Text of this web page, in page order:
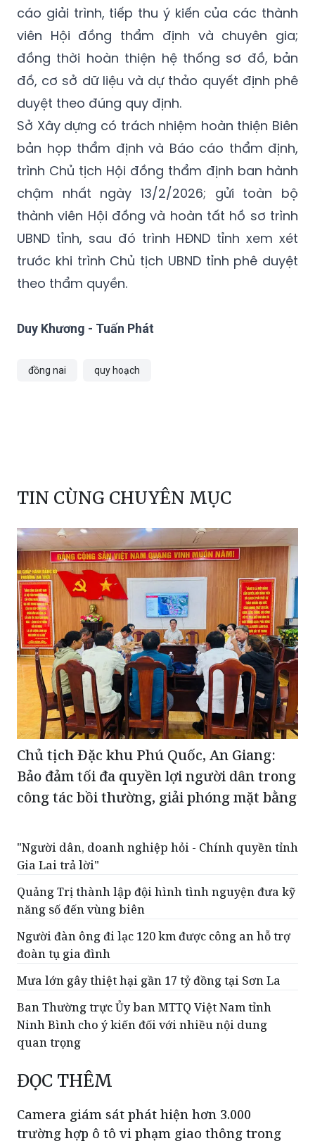
cáo giải trình, tiếp thu ý kiến của các thành
viên Hội đồng thẩm định và chuyên gia;
đồng thời hoàn thiện hệ thống sơ đồ, bản
đồ, cơ sở dữ liệu và dự thảo quyết định phê
duyệt theo đúng quy định.
Sở Xây dựng có trách nhiệm hoàn thiện Biên
bản họp thẩm định và Báo cáo thẩm định,
trình Chủ tịch Hội đồng thẩm định ban hành
chậm nhất ngày 13/2/2026; gửi toàn bộ
thành viên Hội đồng và hoàn tất hồ sơ trình
UBND tỉnh, sau đó trình HĐND tỉnh xem xét
trước khi trình Chủ tịch UBND tỉnh phê duyệt
theo thẩm quyền.
Duy Khương - Tuấn Phát
đồng nai quy hoạch
TIN CÙNG CHUYÊN MỤC
Chủ tịch Đặc khu Phú Quốc, An Giang:
Bảo đảm tối đa quyền lợi người dân trong
công tác bồi thường, giải phóng mặt bằng
"Người dân, doanh nghiệp hỏi - Chính quyền tỉnh
Gia Lai trả lời"
Quảng Trị thành lập đội hình tình nguyện đưa kỹ
năng số đến vùng biên
Người đàn ông đi lạc 120 km được công an hỗ trợ
đoàn tụ gia đình
Mưa lớn gây thiệt hại gần 17 tỷ đồng tại Sơn La
Ban Thường trực Ủy ban MTTQ Việt Nam tỉnh
Ninh Bình cho ý kiến đối với nhiều nội dung
quan trọng
ĐỌC THÊM
Camera giám sát phát hiện hơn 3.000
trường hợp ô tô vi phạm giao thông trong